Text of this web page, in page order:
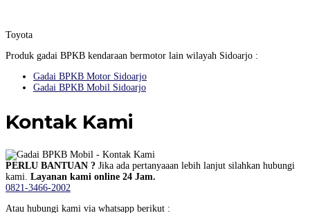
Toyota
Produk gadai BPKB kendaraan bermotor lain wilayah Sidoarjo :
Gadai BPKB Motor Sidoarjo
Gadai BPKB Mobil Sidoarjo
Kontak Kami
PERLU BANTUAN ? Jika ada pertanyaaan lebih lanjut silahkan hubungi
kami. Layanan kami online 24 Jam.
0821-3466-2002
Atau hubungi kami via whatsapp berikut :